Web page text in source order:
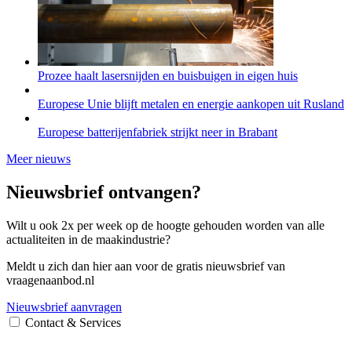
Prozee haalt lasersnijden en buisbuigen in eigen huis
Europese Unie blijft metalen en energie aankopen uit Rusland
Europese batterijenfabriek strijkt neer in Brabant
Meer nieuws
Nieuwsbrief ontvangen?
Wilt u ook 2x per week op de hoogte gehouden worden van alle
actualiteiten in de maakindustrie?
Meldt u zich dan hier aan voor de gratis nieuwsbrief van
vraagenaanbod.nl
Nieuwsbrief aanvragen
Contact & Services